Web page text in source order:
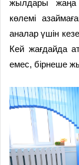
жылдары жаңа
көлемі
аналар үшін
Кей жағдайда
емес, бірнеше